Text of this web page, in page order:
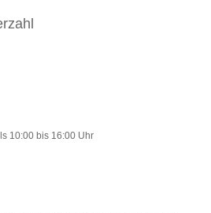
10:00 bis 16:00 Uhr